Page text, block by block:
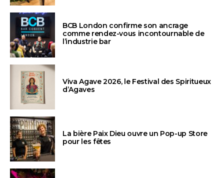
BCB London confirme son ancrage
comme rendez-vous incontournable de
l’industrie bar
Viva Agave 2026, le Festival des Spiritueux
d’Agaves
La bière Paix Dieu ouvre un Pop-up Store
pour les fêtes